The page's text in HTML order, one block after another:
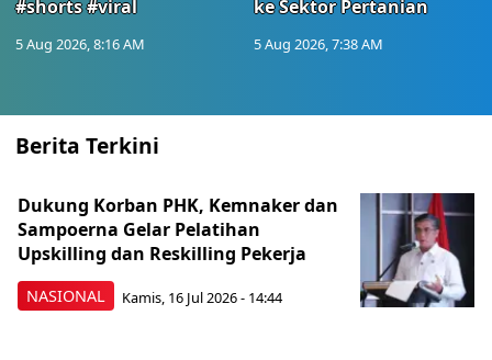
#shorts #viral
5 Aug 2026, 8:16 AM
ke Sektor Pertanian
5 Aug 2026, 7:38 AM
Berita Terkini
NASIONAL
Dukung Korban PHK, Kemnaker dan
Sampoerna Gelar Pelatihan
Upskilling dan Reskilling Pekerja
Kamis, 16 Jul 2026 - 14:44